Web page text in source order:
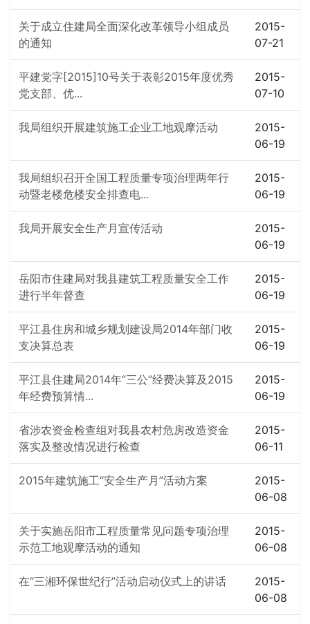
关于成立住建局全面深化改革领导小组成员
的通知
2015-
07-21
平建党字[2015]10号关于表彰2015年度优秀
党支部、优...
2015-
07-10
我局组织开展建筑施工企业工地观摩活动
2015-
06-19
我局组织召开全国工程质量专项治理两年行
动暨老楼危楼安全排查电...
2015-
06-19
我局开展安全生产月宣传活动
2015-
06-19
岳阳市住建局对我县建筑工程质量安全工作
进行半年督查
2015-
06-19
平江县住房和城乡规划建设局2014年部门收
支决算总表
2015-
06-19
平江县住建局2014年“三公”经费决算及2015
年经费预算情...
2015-
06-19
省涉农资金检查组对我县农村危房改造资金
落实及整改情况进行检查
2015-
06-11
2015年建筑施工“安全生产月”活动方案
2015-
06-08
关于实施岳阳市工程质量常见问题专项治理
示范工地观摩活动的通知
2015-
06-08
在“三湘环保世纪行”活动启动仪式上的讲话
2015-
06-08